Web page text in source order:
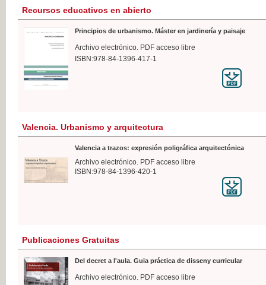
Recursos educativos en abierto
Principios de urbanismo. Máster en jardinería y paisaje
Archivo electrónico. PDF acceso libre
ISBN:978-84-1396-417-1
Valencia. Urbanismo y arquitectura
Valencia a trazos: expresión poligráfica arquitectónica
Archivo electrónico. PDF acceso libre
ISBN:978-84-1396-420-1
Publicaciones Gratuitas
Del decret a l'aula. Guia práctica de disseny curricular
Archivo electrónico. PDF acceso libre